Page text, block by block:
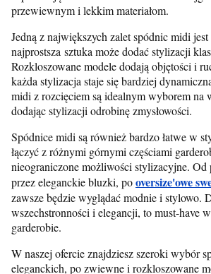
przewiewnym i lekkim materiałom.
Jedną z największych zalet spódnic midi
najprostsza sztuka może dodać stylizacji
Rozkloszowane modele dodają objętości i
każda stylizacja staje się bardziej
midi z rozcięciem są idealnym wyborem na
dodając stylizacji odrobinę zmysłowości.
Spódnice midi są również bardzo łatwe w
łączyć z różnymi górnymi częściami
nieograniczone możliwości stylizacyjne. Od
przez eleganckie bluzki, pooversize'owe
zawsze będzie wyglądać modnie i stylowo.
wszechstronności i elegancji, to must-have
garderobie.
W naszej ofercie znajdziesz szeroki wybór
eleganckich, po zwiewne i rozkloszowane